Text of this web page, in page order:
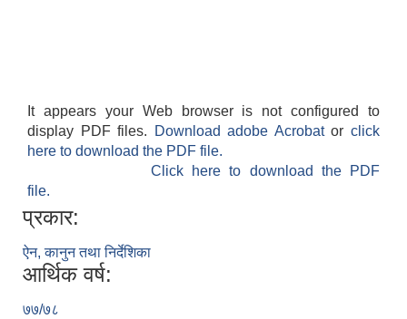
It appears your Web browser is not configured to
display PDF files.
Download adobe Acrobatorclick
here to download the PDF file.
Click here to download the PDF
file.
प्रकार:
ऐन, कानुन तथा निर्देशिका
आर्थिक वर्ष:
७७/७८